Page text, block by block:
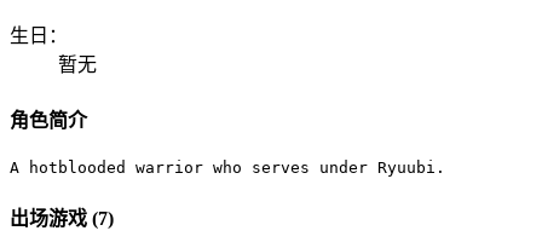
生日：
暂无
角色简介
A hotblooded warrior who serves under Ryuubi.
出场游戏 (7)